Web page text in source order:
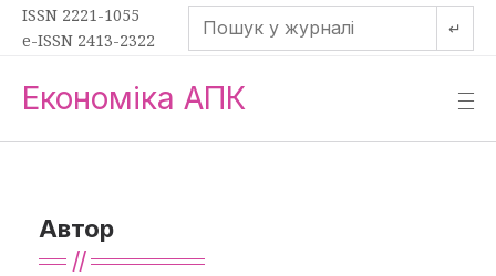
ISSN 2221-1055
e-ISSN 2413-2322
↵
Економіка АПК —
—
—
Автор